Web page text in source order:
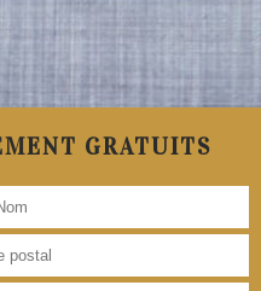
GRATUITS